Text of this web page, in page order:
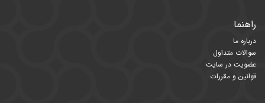
راهنما
درباره ما
سوالات متداول
عضویت در سایت
قوانین و مقررات